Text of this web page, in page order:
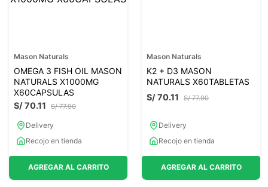
8 .
stevia
Mason Naturals
OMEGA 3 FISH OIL MASON
NATURALS X1000MG
X60CAPSULAS
S/ 77.90
S/70.11
Delivery
Recojo en tienda
AGREGAR AL CARRITO
Mason Naturals
K2 + D3 MASON
NATURALS X60TABLETAS
S/ 77.90
S/70.11
Delivery
Recojo en tienda
AGREGAR AL CARRITO